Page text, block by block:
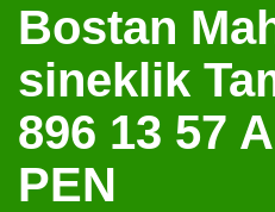
Bostan
sineklik
896 13 57
PEN